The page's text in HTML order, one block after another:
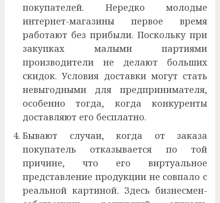
покупателей. Нередко молодые
интернет-магазины первое время
работают без прибыли. Поскольку при
закупках малыми партиями
производители не делают больших
скидок. Условия доставки могут стать
невыгодными для предпринимателя,
особенно тогда, когда конкуренты
доставляют его бесплатно.
Бывают случаи, когда от заказа
покупатель отказывается по той
причине, что его виртуальное
представление продукции не совпало с
реальной картиной. Здесь бизнесмен-